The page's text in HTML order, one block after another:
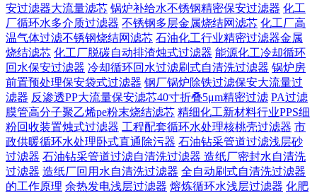
安过滤器大流量滤芯 锅炉补给水不锈钢精密保安过滤器 化工
厂循环水多介质过滤器 不锈钢多层金属烧结网滤芯 化工厂高
温气体过滤不锈钢烧结网滤芯 石油化工行业精密过滤器金属
烧结滤芯 化工厂脱碳自动排渣烛式过滤器 能源化工冷却循环
回水保安过滤器 冷却循环回水过滤刷式自清洗过滤器 锅炉房
前置预处理保安袋式过滤器 钢厂锅炉除铁过滤保安大流量过
滤器 反渗透PP大流量保安滤芯40寸折叠5μm精密过滤 PA过滤
膜管高分子聚乙烯pe粉末烧结滤芯 精细化工新材料行业PPS细
粉回收装置烛式过滤器 工程配套循环水处理核桃壳过滤器 市
政供暖循环水处理卧式直通除污器 石油钻采管道过滤浅层砂
过滤器 石油钻采管道过滤自清洗过滤器 造纸厂密封水自清洗
过滤器 造纸厂回用水自清洗过滤器 全自动刷式自清洗过滤器
的工作原理 余热发电浅层过滤器 熔炼循环水浅层过滤器 化肥